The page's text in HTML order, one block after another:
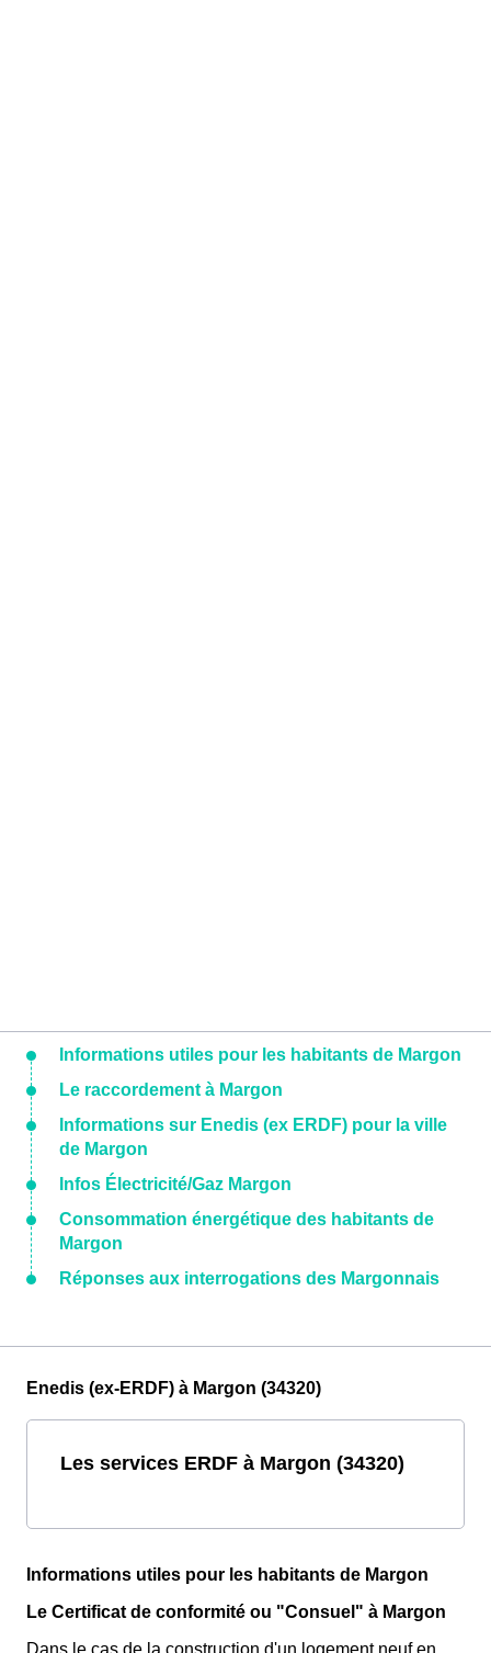
Informations utiles pour les habitants de Margon
Le raccordement à Margon
Informations sur Enedis (ex ERDF) pour la ville
de Margon
Infos Électricité/Gaz Margon
Consommation énergétique des habitants de
Margon
Réponses aux interrogations des Margonnais
Enedis (ex-ERDF) à Margon (34320)
Les services ERDF à Margon (34320)
Informations utiles pour les habitants de Margon
Le Certificat de conformité ou "Consuel" à Margon